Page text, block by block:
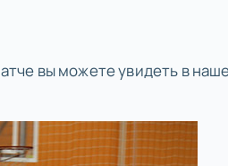
вы можете увидеть в